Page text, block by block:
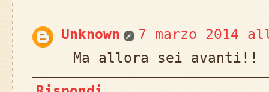
Unknown
7 marzo 2014
Ma allora sei avanti!!